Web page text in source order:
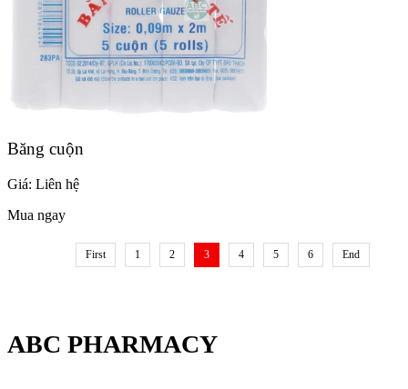
Băng cuộn
Giá: Liên hệ
Mua ngay
First 1 2 3 4 5 6 End
ABC PHARMACY